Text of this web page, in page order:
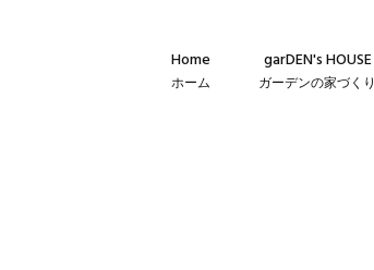
Home
ホーム
garDEN's HOUSE
ガーデンの家づくり